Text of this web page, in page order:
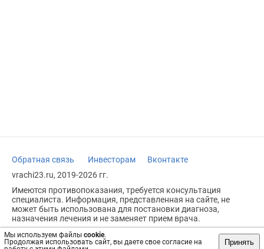
Мы используем файлы cookie.
Продолжая использовать сайт, вы даете свое согласие на
Принять
Обратная связь Инвесторам
Вконтакте
vrachi23.ru, 2019-2026 гг.
Имеются противопоказания, требуется консультация
специалиста. Информация, представленная на сайте, не
может быть использована для постановки диагноза,
назначения лечения и не заменяет прием врача.
Возрастное ограничение: 18+